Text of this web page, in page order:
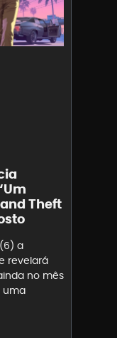
Theft
a
revelará
no mês
uma